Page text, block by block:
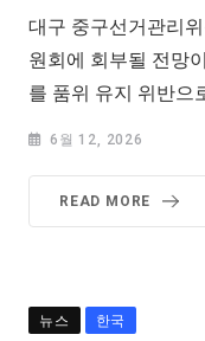
대구 중구선거관리
원회에 회부될 전망
를 품위 유지 위반으
6월 12, 2026
READ MORE
뉴스 한국